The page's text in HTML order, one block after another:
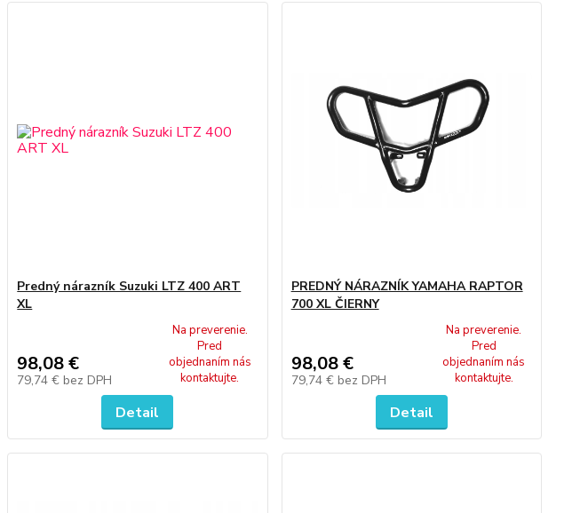
Predný nárazník Suzuki LTZ 400 ART
XL
98,08 €
79,74 € bez DPH
Na preverenie.
Pred
objednaním nás
kontaktujte.
Detail
PREDNÝ NÁRAZNÍK YAMAHA RAPTOR
700 XL ČIERNY
98,08 €
79,74 € bez DPH
Na preverenie.
Pred
objednaním nás
kontaktujte.
Detail